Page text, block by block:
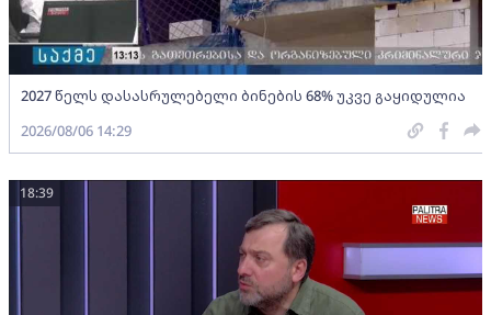
2027 წელს დასასრულებელი ბინების 68% უკვე გაყიდულია
2026/08/06 14:29
18:39